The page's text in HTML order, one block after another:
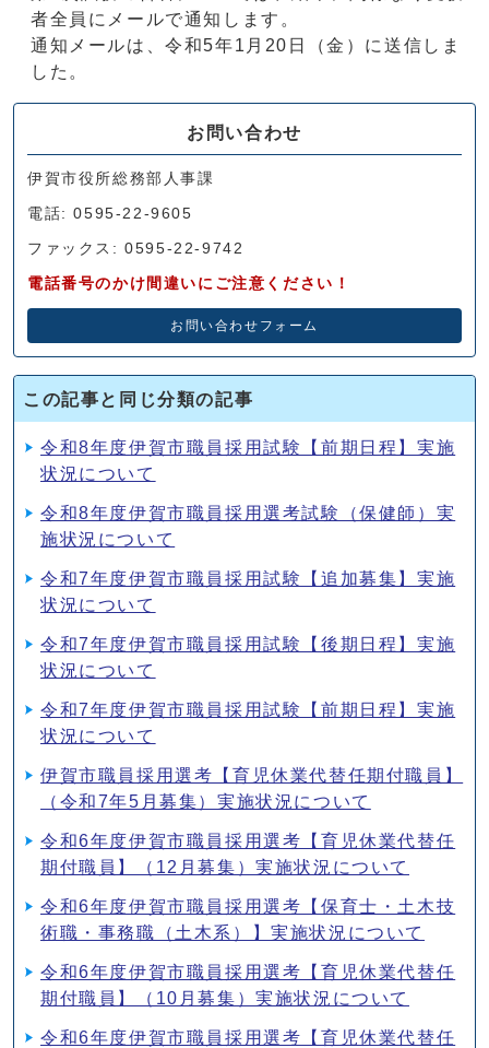
者全員にメールで通知します。
通知メールは、令和5年1月20日（金）に送信しま
した。
お問い合わせ
伊賀市役所総務部人事課
電話: 0595-22-9605
ファックス: 0595-22-9742
電話番号のかけ間違いにご注意ください！
お問い合わせフォーム
この記事と同じ分類の記事
令和8年度伊賀市職員採用試験【前期日程】実施
状況について
令和8年度伊賀市職員採用選考試験（保健師）実
施状況について
令和7年度伊賀市職員採用試験【追加募集】実施
状況について
令和7年度伊賀市職員採用試験【後期日程】実施
状況について
令和7年度伊賀市職員採用試験【前期日程】実施
状況について
伊賀市職員採用選考【育児休業代替任期付職員】
（令和7年5月募集）実施状況について
令和6年度伊賀市職員採用選考【育児休業代替任
期付職員】（12月募集）実施状況について
令和6年度伊賀市職員採用選考【保育士・土木技
術職・事務職（土木系）】実施状況について
令和6年度伊賀市職員採用選考【育児休業代替任
期付職員】（10月募集）実施状況について
令和6年度伊賀市職員採用選考【育児休業代替任